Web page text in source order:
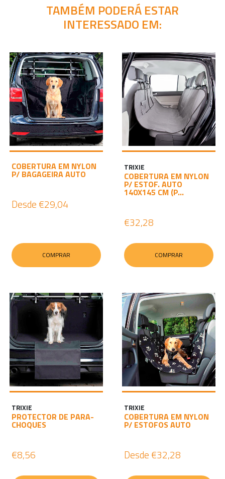
TAMBÉM PODERÁ ESTAR
INTERESSADO EM:
COBERTURA EM NYLON
P/ BAGAGEIRA AUTO
Desde €29,04
COMPRAR
TRIXIE
COBERTURA EM NYLON
P/ ESTOF. AUTO
140X145 CM (P...
€32,28
COMPRAR
TRIXIE
PROTECTOR DE PARA-
CHOQUES
€8,56
TRIXIE
COBERTURA EM NYLON
P/ ESTOFOS AUTO
Desde €32,28